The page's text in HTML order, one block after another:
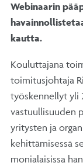
Webinaarin
kautta.
Kouluttajana
toimitusjohtaja
työskennellyt yli
vastuullisuuden
yritysten ja
kehittämisessä
monialaisissa